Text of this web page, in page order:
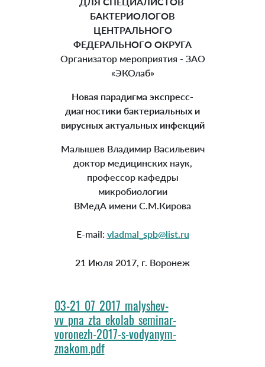
БАКТЕРИОЛОГОВ
ЦЕНТРАЛЬНОГО
ФЕДЕРАЛЬНОГО ОКРУГА
Организатор мероприятия - ЗАО
«ЭКОлаб»
Новая парадигма экспресс-
диагностики бактериальных и
вирусных актуальных инфекций
Малышев Владимир Васильевич
доктор медицинских наук,
профессор кафедры
микробиологии
ВМедА имени С.М.Кирова
E-mail: vladmal_spb@list.ru
21 Июля 2017, г. Воронеж
03-21_07_2017_malyshev-
vv_pna_zta_ekolab_seminar-
voronezh-2017-s-vodyanym-
znakom.pdf